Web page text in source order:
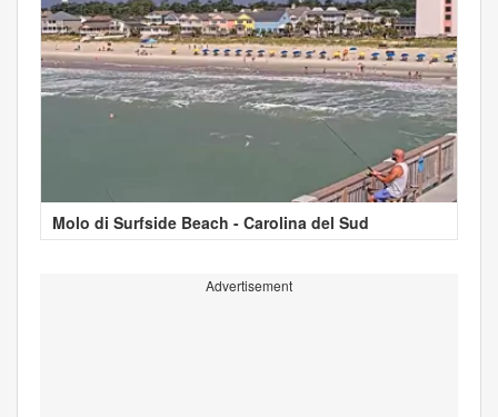
Molo di Surfside Beach - Carolina del Sud
Advertisement